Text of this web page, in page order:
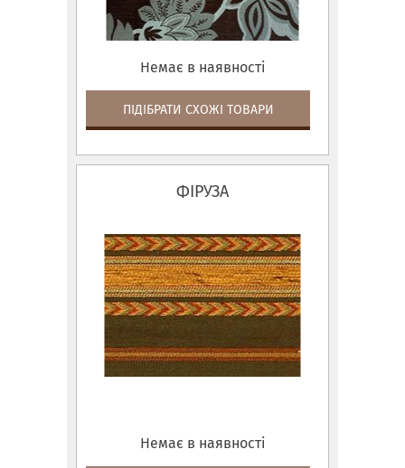
Немає в наявності
ПІДІБРАТИ СХОЖІ ТОВАРИ
ФІРУЗА
Немає в наявності